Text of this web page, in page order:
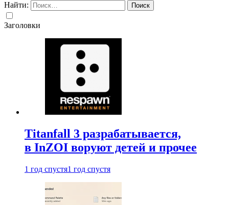
Найти:
Заголовки
Titanfall 3 разрабатывается,
в InZOI воруют детей и прочее
1 год спустя1 год спустя